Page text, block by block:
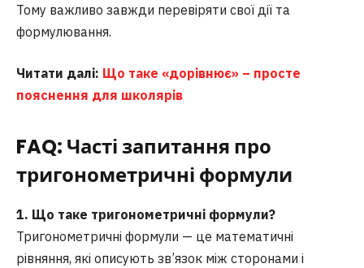
Тому важливо завжди перевіряти свої дії та
формулювання.
Читати далі: Що таке «дорівнює» – просте
пояснення для школярів
FAQ: Часті запитання про
тригонометричні формули
1. Що таке тригонометричні формули?
Тригонометричні формули — це математичні
рівняння, які описують зв’язок між сторонами і